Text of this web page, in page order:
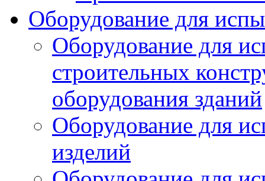
Оборудование для
Оборудование для
строительных
оборудования зданий
Оборудование для
изделий